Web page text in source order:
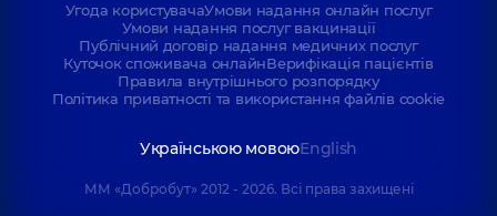
Угода користувачаУмови надання онлайн послуг
Умови надання послуг вакцинації
Публічний договір надання медичних послуг
Куточок споживача онлайнВерифікація пацієнтів
Правила внутрішнього розпорядку
Політика приватності та використання файлів cookie
Українською мовоюEnglish
ММ «Добробут» 2012 - 2026. Всі права захищені